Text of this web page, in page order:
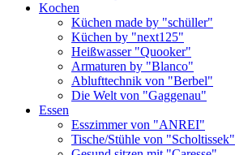
Kochen
Küchen made by "schüller"
Küchen by "next125"
Heißwasser "Quooker"
Armaturen by "Blanco"
Ablufttechnik von "Berbel"
Die Welt von "Gaggenau"
Essen
Esszimmer von "ANREI"
Tische/Stühle von "Scholtissek"